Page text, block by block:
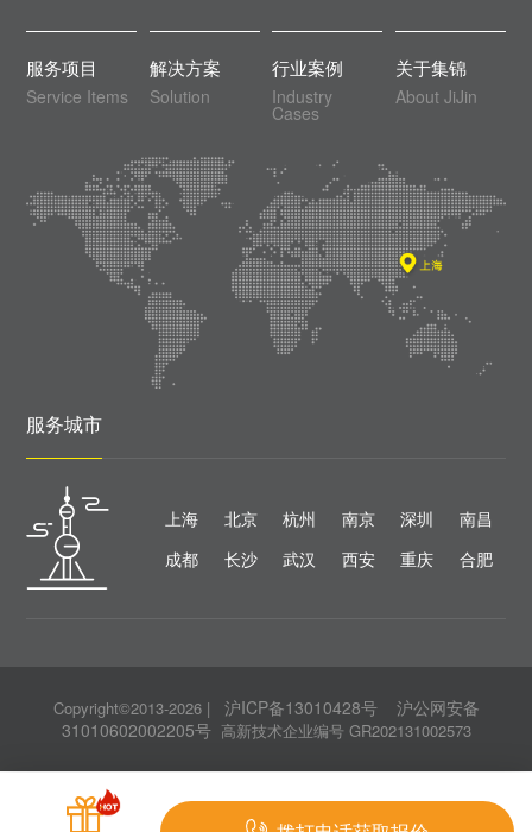
服务项目
Service Items
解决方案
Solution
行业案例
Industry
Cases
关于集锦
About JiJin
服务城市
上海 北京 杭州 南京 深圳
南昌
成都
长沙 武汉 西安 重庆 合肥
Copyright©2013-2026 | 沪ICP备13010428号
沪公网安备
31010602002205号 高新技术企业编号 GR202131002573